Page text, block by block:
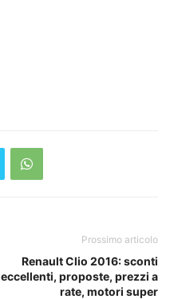
Prossimo articolo
Renault Clio 2016: sconti
eccellenti, proposte, prezzi a
rate, motori super